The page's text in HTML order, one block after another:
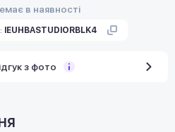
в наявності
IEUHBASTUDIORBLK4
з фото